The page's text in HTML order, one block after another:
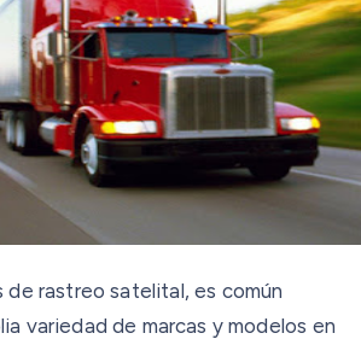
de rastreo satelital, es común
variedad de marcas y modelos en